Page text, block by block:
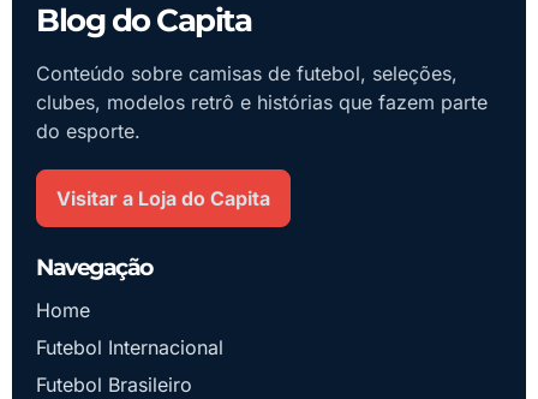
Blog do Capita
Conteúdo sobre camisas de futebol, seleções,
clubes, modelos retrô e histórias que fazem parte
do esporte.
Visitar a Loja do Capita
Navegação
Home
Futebol Internacional
Futebol Brasileiro